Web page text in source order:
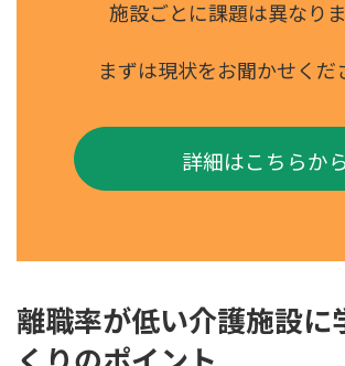
施設ごとに課題は異なりま
まずは現状をお聞かせくだ
詳細はこちらから
離職率が低い介護施設に